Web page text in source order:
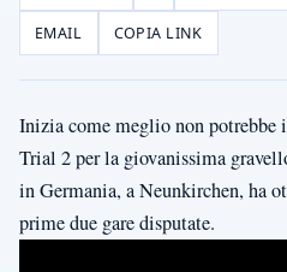
EMAIL COPIA LINK
Inizia come meglio non
Trial 2 per la giovanissima
in Germania, a Neunkirchen, ha
prime due gare disputate.